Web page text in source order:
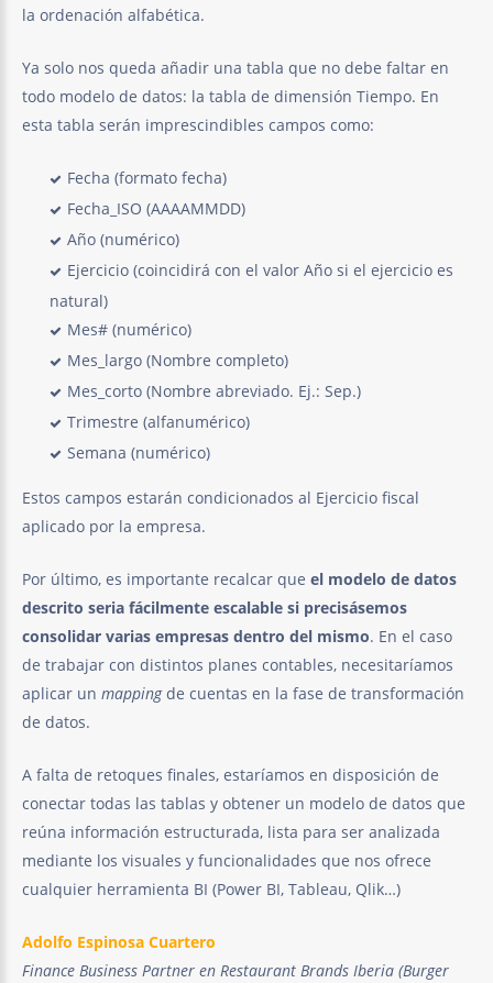
la ordenación alfabética.
Ya solo nos queda añadir una tabla que no debe faltar en
todo modelo de datos: la tabla de dimensión Tiempo. En
esta tabla serán imprescindibles campos como:
Fecha (formato fecha)
Fecha_ISO (AAAAMMDD)
Año (numérico)
Ejercicio (coincidirá con el valor Año si el ejercicio es
natural)
Mes# (numérico)
Mes_largo (Nombre completo)
Mes_corto (Nombre abreviado. Ej.: Sep.)
Trimestre (alfanumérico)
Semana (numérico)
Estos campos estarán condicionados al Ejercicio fiscal
aplicado por la empresa.
Por último, es importante recalcar que el modelo de datos
descrito seria fácilmente escalable si precisásemos
consolidar varias empresas dentro del mismo. En el caso
de trabajar con distintos planes contables, necesitaríamos
aplicar un mappingde cuentas en la fase de transformación
de datos.
A falta de retoques finales, estaríamos en disposición de
conectar todas las tablas y obtener un modelo de datos que
reúna información estructurada, lista para ser analizada
mediante los visuales y funcionalidades que nos ofrece
cualquier herramienta BI (Power BI, Tableau, Qlik…)
Adolfo Espinosa Cuartero
Finance Business Partner en Restaurant Brands Iberia (Burger